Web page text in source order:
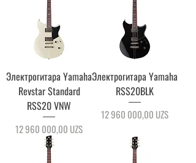
Электрогитара Yamaha
Revstar Standard
RSS20 VNW
Цена
12 960 000,00 UZS
Электрогитара Yamaha
RSS20BLK
Цена
12 960 000,00 UZS